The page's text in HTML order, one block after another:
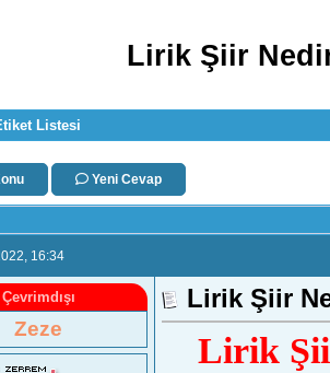
Lirik Şiir
Listesi
Yeni Cevap
, 16:34
Çevrimdışı
Zeze
Lirik Şiir
Lirik